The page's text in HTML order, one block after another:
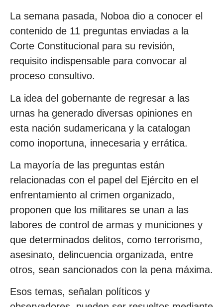
La semana pasada, Noboa dio a conocer el
contenido de 11 preguntas enviadas a la
Corte Constitucional para su revisión,
requisito indispensable para convocar al
proceso consultivo.
La idea del gobernante de regresar a las
urnas ha generado diversas opiniones en
esta nación sudamericana y la catalogan
como inoportuna, innecesaria y errática.
La mayoría de las preguntas están
relacionadas con el papel del Ejército en el
enfrentamiento al crimen organizado,
proponen que los militares se unan a las
labores de control de armas y municiones y
que determinados delitos, como terrorismo,
asesinato, delincuencia organizada, entre
otros, sean sancionados con la pena máxima.
Esos temas, señalan políticos y